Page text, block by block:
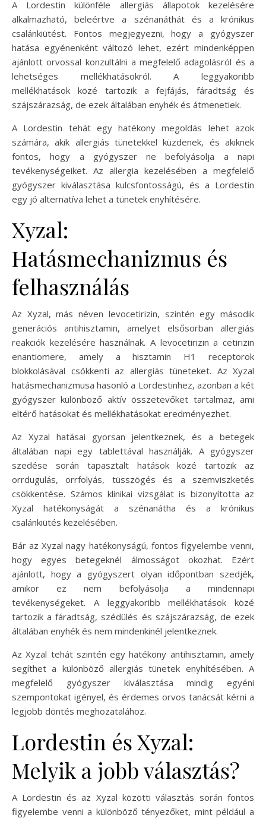
A Lordestin különféle allergiás állapotok kezelésére
alkalmazható, beleértve a szénanáthát és a krónikus
csalánkiütést. Fontos megjegyezni, hogy a gyógyszer
hatása egyénenként változó lehet, ezért mindenképpen
ajánlott orvossal konzultálni a megfelelő adagolásról és a
lehetséges mellékhatásokról. A leggyakoribb
mellékhatások közé tartozik a fejfájás, fáradtság és
szájszárazság, de ezek általában enyhék és átmenetiek.
A Lordestin tehát egy hatékony megoldás lehet azok
számára, akik allergiás tünetekkel küzdenek, és akiknek
fontos, hogy a gyógyszer ne befolyásolja a napi
tevékenységeiket. Az allergia kezelésében a megfelelő
gyógyszer kiválasztása kulcsfontosságú, és a Lordestin
egy jó alternatíva lehet a tünetek enyhítésére.
Xyzal:
Hatásmechanizmus és
felhasználás
Az Xyzal, más néven levocetirizin, szintén egy második
generációs antihisztamin, amelyet elsősorban allergiás
reakciók kezelésére használnak. A levocetirizin a cetirizin
enantiomere, amely a hisztamin H1 receptorok
blokkolásával csökkenti az allergiás tüneteket. Az Xyzal
hatásmechanizmusa hasonló a Lordestinhez, azonban a két
gyógyszer különböző aktív összetevőket tartalmaz, ami
eltérő hatásokat és mellékhatásokat eredményezhet.
Az Xyzal hatásai gyorsan jelentkeznek, és a betegek
általában napi egy tablettával használják. A gyógyszer
szedése során tapasztalt hatások közé tartozik az
orrdugulás, orrfolyás, tüsszögés és a szemviszketés
csökkentése. Számos klinikai vizsgálat is bizonyította az
Xyzal hatékonyságát a szénanátha és a krónikus
csalánkiütés kezelésében.
Bár az Xyzal nagy hatékonyságú, fontos figyelembe venni,
hogy egyes betegeknél álmosságot okozhat. Ezért
ajánlott, hogy a gyógyszert olyan időpontban szedjék,
amikor ez nem befolyásolja a mindennapi
tevékenységeket. A leggyakoribb mellékhatások közé
tartozik a fáradtság, szédülés és szájszárazság, de ezek
általában enyhék és nem mindenkinél jelentkeznek.
Az Xyzal tehát szintén egy hatékony antihisztamin, amely
segíthet a különböző allergiás tünetek enyhítésében. A
megfelelő gyógyszer kiválasztása mindig egyéni
szempontokat igényel, és érdemes orvos tanácsát kérni a
legjobb döntés meghozatalához.
Lordestin és Xyzal:
Melyik a jobb választás?
A Lordestin és az Xyzal közötti választás során fontos
figyelembe venni a különböző tényezőket, mint például a